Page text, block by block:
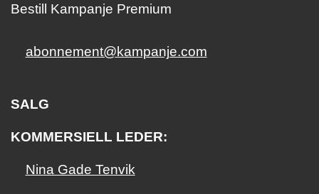
Bestill Kampanje Premium
abonnement@kampanje.com
SALG
KOMMERSIELL LEDER:
Nina Gade Tenvik